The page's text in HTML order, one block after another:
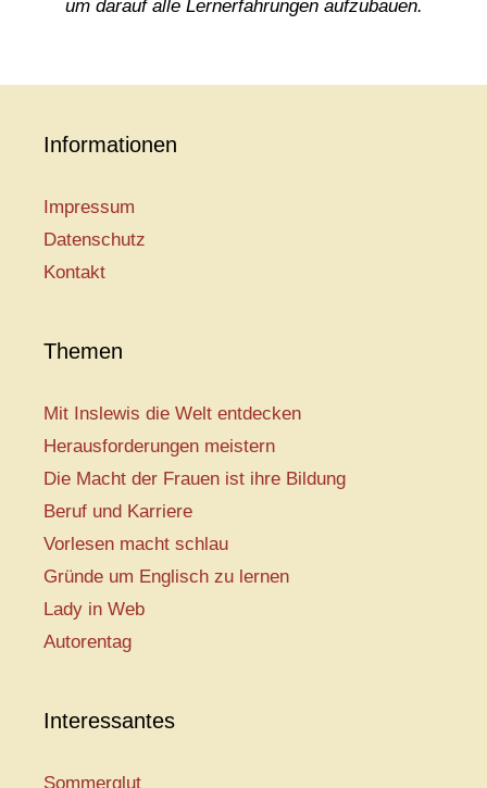
um darauf alle Lernerfahrungen aufzubauen.
Informationen
Impressum
Datenschutz
Kontakt
Themen
Mit Inslewis die Welt entdecken
Herausforderungen meistern
Die Macht der Frauen ist ihre Bildung
Beruf und Karriere
Vorlesen macht schlau
Gründe um Englisch zu lernen
Lady in Web
Autorentag
Interessantes
Sommerglut